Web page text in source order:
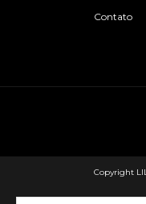
Contato
Copyright